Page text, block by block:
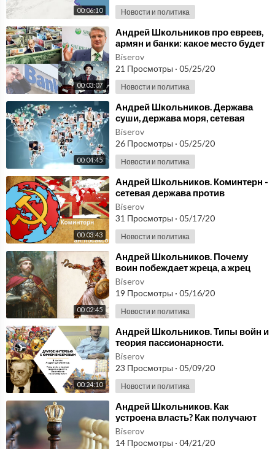
00:06:10 Новости и политика
00:03:07
⁣Андрей Школьников про евреев,
армян и банки: какое место будет
у банкиров в новом мире?
Biserov
21 Просмотры · 05/25/20
Новости и политика
00:04:45
⁣Андрей Школьников. Держава
суши, держава моря, сетевая
держава - определения
Biserov
26 Просмотры · 05/25/20
Новости и политика
00:03:43
⁣Андрей Школьников. Коминтерн -
сетевая держава против
англосаксов
Biserov
31 Просмотры · 05/17/20
Новости и политика
00:02:45
⁣Андрей Школьников. Почему
воин побеждает жреца, а жрец
торговца? Держава суши, морская
и сетевая
Biserov
19 Просмотры · 05/16/20
Новости и политика
00:24:10
⁣Андрей Школьников. Типы войн и
теория пассионарности.
Воспитание пассионарности
Biserov
23 Просмотры · 05/09/20
Новости и политика
⁣Андрей Школьников. Как
устроена власть? Как получают
учёные степени? Фрагмент
интервью Школьникова
Biserov
14 Просмотры · 04/21/20